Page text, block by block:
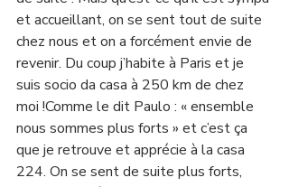
et accueillant, on se sent tout de suite
chez nous et on a forcément envie de
revenir. Du coup j’habite à Paris et je
suis socio da casa à 250 km de chez
moi !Comme le dit Paulo : « ensemble
nous sommes plus forts » et c’est ça
que je retrouve et apprécie à la casa
224. On se sent de suite plus forts,